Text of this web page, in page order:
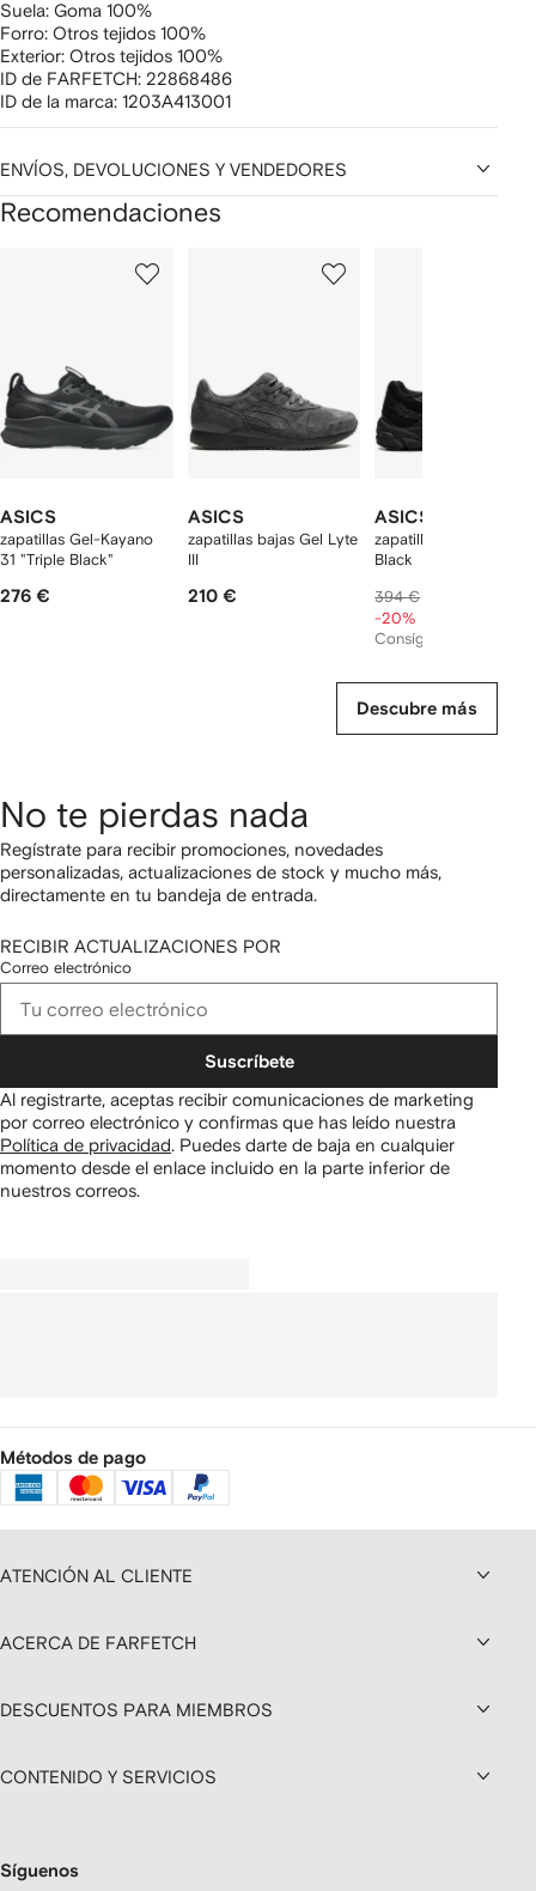
Suela: Goma 100%
Forro: Otros tejidos 100%
Exterior: Otros tejidos 100%
ID de FARFETCH: 22868486
ID de la marca: 1203A413001
ENVÍOS, DEVOLUCIONES Y VENDEDORES
Recomendaciones
ASICS
zapatillas Gel-Kayano
31 "Triple Black"
276 €
ASICS
zapatillas bajas Gel Lyte
210 €
ASICS
zapatillas GEL-1130
Black
394 €
-20%
Consíguelo por
Descubre más
No te pierdas nada
Regístrate para recibir promociones, novedades
personalizadas, actualizaciones de stock y mucho más,
directamente en tu bandeja de entrada.
RECIBIR ACTUALIZACIONES POR
Correo electrónico
Suscríbete
Al registrarte, aceptas recibir comunicaciones de marketing
por correo electrónico y confirmas que has leído nuestra
Política de privacidad. Puedes darte de baja en cualquier
momento desde el enlace incluido en la parte inferior de
nuestros correos.
Métodos de pago
ATENCIÓN AL CLIENTE
ACERCA DE FARFETCH
DESCUENTOS PARA MIEMBROS
CONTENIDO Y SERVICIOS
Síguenos